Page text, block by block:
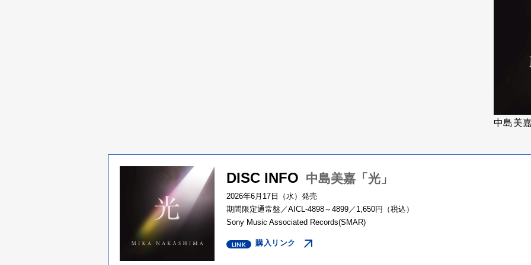
中島美
DISC INFO 中島美嘉「光」
2026年6月17日（水）発売
期間限定通常盤／AICL-4898～4899／1,650円（税込）
Sony Music Associated Records(SMAR)
購入リンク